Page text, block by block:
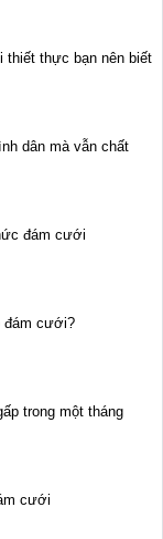
thiết thực bạn nên biết
dân mà vẫn chất
đám cưới
đám cưới?
trong một tháng
cưới